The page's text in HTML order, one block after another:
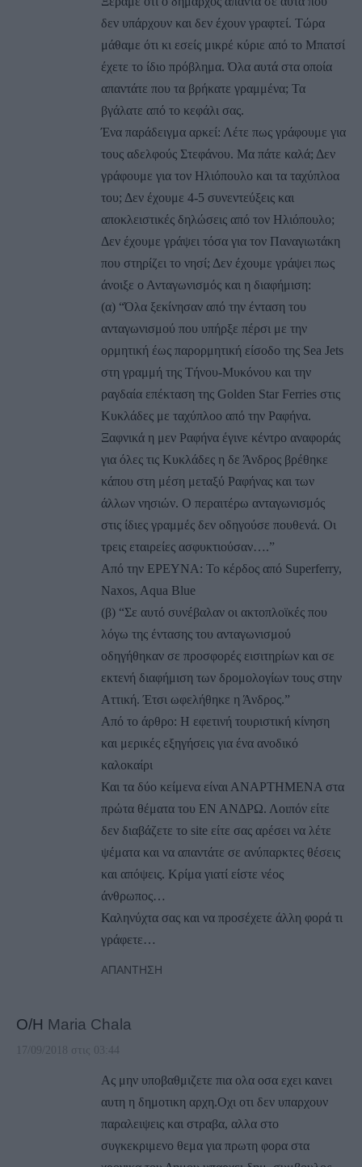
δεν υπάρχουν και δεν έχουν γραφτεί. Τώρα
μάθαμε ότι κι εσείς μικρέ κύριε από το Μπατσί
έχετε το ίδιο πρόβλημα. Όλα αυτά στα οποία
απαντάτε που τα βρήκατε γραμμένα; Τα
βγάλατε από το κεφάλι σας.
Ένα παράδειγμα αρκεί: Λέτε πως γράφουμε για
τους αδελφούς Στεφάνου. Μα πάτε καλά; Δεν
γράφουμε για τον Ηλιόπουλο και τα ταχύπλοα
του; Δεν έχουμε 4-5 συνεντεύξεις και
αποκλειστικές δηλώσεις από τον Ηλιόπουλο;
Δεν έχουμε γράψει τόσα για τον Παναγιωτάκη
που στηρίζει το νησί; Δεν έχουμε γράψει πως
άνοιξε ο Ανταγωνισμός και η διαφήμιση:
(α) “Όλα ξεκίνησαν από την ένταση του
ανταγωνισμού που υπήρξε πέρσι με την
ορμητική έως παρορμητική είσοδο της Sea Jets
στη γραμμή της Τήνου-Μυκόνου και την
ραγδαία επέκταση της Golden Star Ferries στις
Κυκλάδες με ταχύπλοο από την Ραφήνα.
Ξαφνικά η μεν Ραφήνα έγινε κέντρο αναφοράς
για όλες τις Κυκλάδες η δε Άνδρος βρέθηκε
κάπου στη μέση μεταξύ Ραφήνας και των
άλλων νησιών. Ο περαιτέρω ανταγωνισμός
στις ίδιες γραμμές δεν οδηγούσε πουθενά. Οι
τρεις εταιρείες ασφυκτιούσαν….”
Από την ΕΡΕΥΝΑ: To κέρδος από Superferry,
Naxos, Aqua Blue
(β) “Σε αυτό συνέβαλαν οι ακτοπλοϊκές που
λόγω της έντασης του ανταγωνισμού
οδηγήθηκαν σε προσφορές εισιτηρίων και σε
εκτενή διαφήμιση των δρομολογίων τους στην
Αττική. Έτσι ωφελήθηκε η Άνδρος.”
Από το άρθρο: Η εφετινή τουριστική κίνηση
και μερικές εξηγήσεις για ένα ανοδικό
καλοκαίρι
Και τα δύο κείμενα είναι ΑΝΑΡΤΗΜΕΝΑ στα
πρώτα θέματα του ΕΝ ΑΝΔΡΩ. Λοιπόν είτε
δεν διαβάζετε το site είτε σας αρέσει να λέτε
ψέματα και να απαντάτε σε ανύπαρκτες θέσεις
και απόψεις. Κρίμα γιατί είστε νέος
άνθρωπος…
Καληνύχτα σας και να προσέχετε άλλη φορά τι
γράφετε…
ΑΠΆΝΤΗΣΗ
Ο/Η Maria Chala
17/09/2018 στις 03:44
Ας μην υποβαθμιζετε πια ολα οσα εχει κανει
αυτη η δημοτικη αρχη.Οχι οτι δεν υπαρχουν
παραλειψεις και στραβα, αλλα στο
συγκεκριμενο θεμα για πρωτη φορα στα